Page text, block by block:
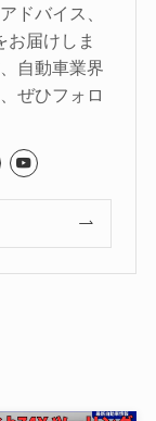
ドバイス、
お届けしま
自動車業界
ぜひフォロ